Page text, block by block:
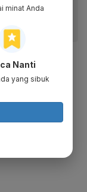
pilpres
minat Anda
Nanti
yang sibuk